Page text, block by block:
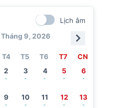
Lịch âm
Tháng 9, 2026
T4 T5 T6 T7
CN
2
-
3
-
4
-
5
-
6
-
9
-
10
-
11
-
12
-
13
-